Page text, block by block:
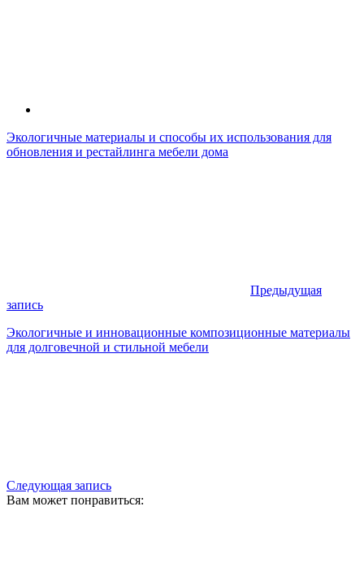
Экологичные материалы и способы их использования для
обновления и рестайлинга мебели дома
Предыдущая
запись
Экологичные и инновационные композиционные материалы
для долговечной и стильной мебели
Следующая запись
Вам может понравиться: